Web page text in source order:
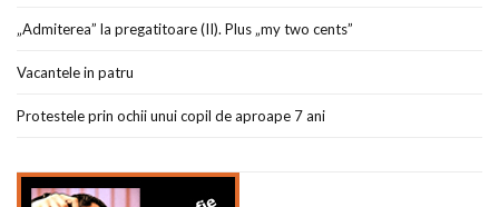
„Admiterea” la pregatitoare (II). Plus „my two cents”
Vacantele in patru
Protestele prin ochii unui copil de aproape 7 ani